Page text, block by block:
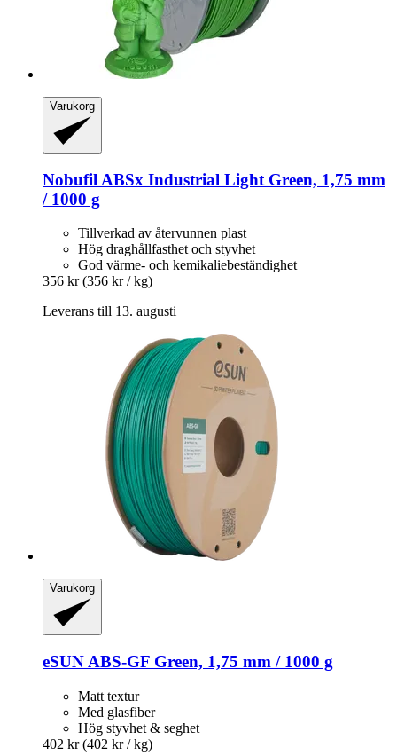
Varukorg
Nobufil ABSx Industrial Light Green, 1,75 mm
/ 1000 g
Tillverkad av återvunnen plast
Hög draghållfasthet och styvhet
God värme- och kemikaliebeständighet
356 kr (356 kr / kg)
Leverans till 13. augusti
Varukorg
eSUN ABS-​GF Green, 1,75 mm / 1000 g
Matt textur
Med glasfiber
Hög styvhet & seghet
402 kr (402 kr / kg)